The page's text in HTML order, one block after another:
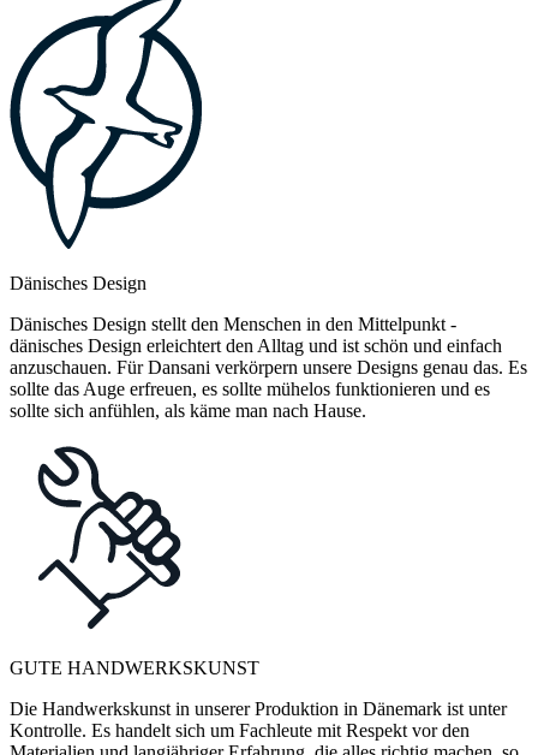
Dänisches Design
Dänisches Design stellt den Menschen in den Mittelpunkt -
dänisches Design erleichtert den Alltag und ist schön und einfach
anzuschauen. Für Dansani verkörpern unsere Designs genau das. Es
sollte das Auge erfreuen, es sollte mühelos funktionieren und es
sollte sich anfühlen, als käme man nach Hause.
GUTE HANDWERKSKUNST
Die Handwerkskunst in unserer Produktion in Dänemark ist unter
Kontrolle. Es handelt sich um Fachleute mit Respekt vor den